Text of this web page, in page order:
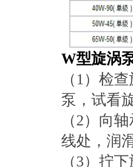
W型旋涡
（1）检
泵，试看
（2）向
线处，润
（3）拧